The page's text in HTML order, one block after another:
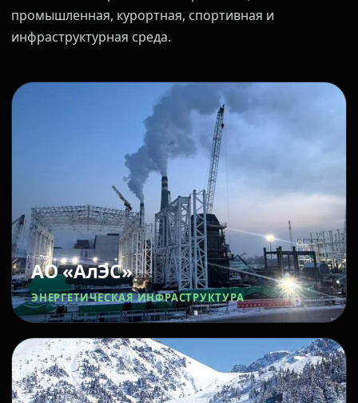
промышленная, курортная, спортивная и
инфраструктурная среда.
АО «АлЭС»
ЭНЕРГЕТИЧЕСКАЯ ИНФРАСТРУКТУРА